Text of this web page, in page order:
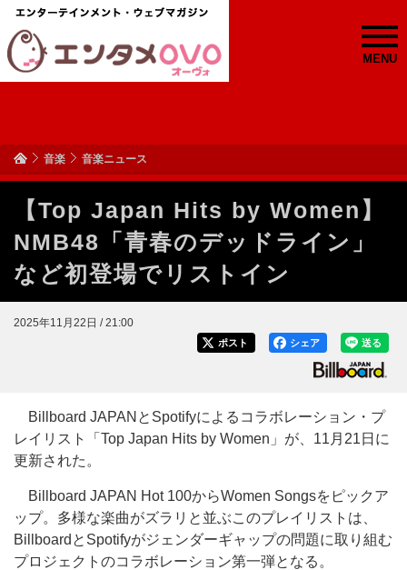
MENU
音楽 音楽ニュース
【Top Japan Hits by Women】
NMB48「青春のデッドライン」
など初登場でリストイン
2025年11月22日 / 21:00
送る
シェア
ポスト
Billboard JAPANとSpotifyによるコラボレーション・プ
レイリスト「Top Japan Hits by Women」が、11月21日に
更新された。
Billboard JAPAN Hot 100からWomen Songsをピックア
ップ。多様な楽曲がズラリと並ぶこのプレイリストは、
BillboardとSpotifyがジェンダーギャップの問題に取り組む
プロジェクトのコラボレーション第一弾となる。